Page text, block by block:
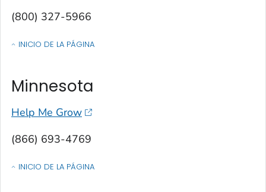
(800) 327-5966
INICIO DE LA PÁGINA
OF CONTACTOS POR ESTADO, TERRITORIO O ESTADO LIBRE
Minnesota
Help Me Grow
(866) 693-4769
INICIO DE LA PÁGINA
OF CONTACTOS POR ESTADO, TERRITORIO O ESTADO LIBRE